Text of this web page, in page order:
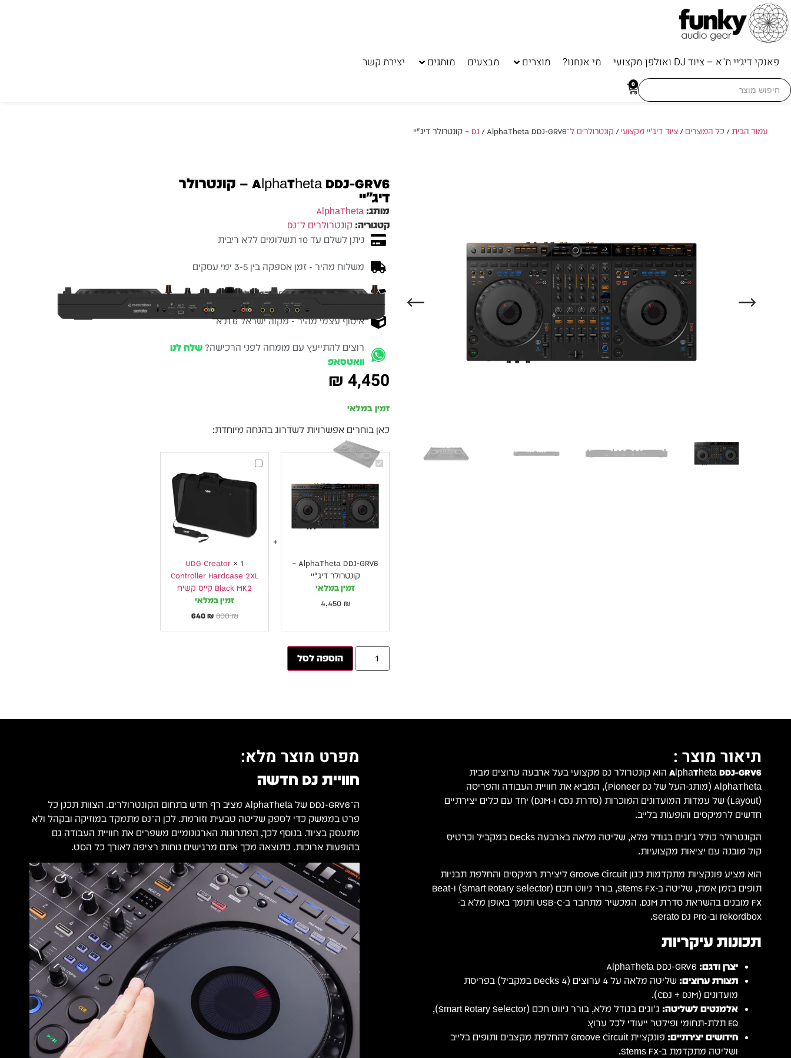
פאנקי דיג׳יי ת"א – ציוד DJ ואולפן מקצועי מי אנחנו? מוצרים מבצעים מותגים יצירת קשר
Search
for:
0
עמוד הבית/ כל המוצרים /ציוד דיג'יי מקצועי / קונטרולרים ל־DJ/ AlphaTheta DDJ-GRV6 – קונטרולר דיג׳יי
AlphaTheta DDJ-GRV6 – קונטרולר
דיג׳יי
מותג: AlphaTheta
קטגוריה: קונטרולרים ל־DJ
ניתן לשלם עד 10 תשלומים ללא ריבית
משלוח מהיר - זמן אספקה בין 3-5 ימי עסקים
ברכישה מעל 700 ש״ח - המשלוח חינם
איסוף עצמי מהיר - מקוה ישראל 6 ת״א
רוצים להתייעץ עם מומחה לפני הרכישה?שלח לנו
וואטסאפ
₪ 4,450
זמין במלאי
כאן בוחרים אפשרויות לשדרוג בהנחה מיוחדת:
AlphaTheta
DDJ-
קונטרולר
דיג׳יי
AlphaTheta DDJ-GRV6 –
קונטרולר דיג׳יי
זמין במלאי
₪
4,450
UDG
Controller
Hardcase
קשיח
1
×
UDG Creator
Controller Hardcase 2XL
Black MK2 קייס קשיח
זמין במלאי
₪
800
₪
640
הוספה לסל
תיאור מוצר :
AlphaTheta DDJ-GRV6
הוא קונטרולר DJ מקצועי בעל ארבעה ערוצים מבית
AlphaTheta (מותג-העל של Pioneer DJ), המביא את חוויית העבודה והפריסה
(Layout) של עמדות המועדונים המוכרות (סדרת CDJ ו-DJM) יחד עם כלים יצירתיים
חדשים לרמיקסים והופעות בלייב.
הקונטרולר כולל ג'וגים בגודל מלא, שליטה מלאה בארבעה Decks במקביל וכרטיס
קול מובנה עם יציאות מקצועיות.
הוא מציע פונקציות מתקדמות כגון Groove Circuit ליצירת רמיקסים והחלפת תבניות
תופים בזמן אמת, שליטה ב-Stems FX, בורר ניווט חכם (Smart Rotary Selector) ו-Beat
FX מובנים בהשראת סדרת DJM. המכשיר מתחבר ב-USB-C ותומך באופן מלא ב-
rekordbox וב-Serato DJ Pro.
תכונות עיקריות
יצרן ודגם:
תצורת ערוצים:
שליטה מלאה על 4 ערוצים (4 Decks במקביל) בפריסת
מועדונים (CDJ + DJM).
אלמנטים לשליטה:
ג'וגים בגודל מלא, בורר ניווט חכם (Smart Rotary Selector),
EQ תלת-תחומי ופילטר ייעודי לכל ערוץ.
חידושים יצירתיים:
פונקציית Groove Circuit להחלפת מקצבים ותופים בלייב
ושליטה מתקדמת ב-Stems FX.
מפרט מוצר מלא:
חוויית DJ חדשה
ה־DDJ-GRV6 של AlphaTheta מציב רף חדש בתחום הקונטרולרים. הצוות תכנן כל
פרט בממשק כדי לספק שליטה טבעית וזורמת. לכן ה־DJ מתמקד במוזיקה ובקהל ולא
מתעסק בציוד. בנוסף לכך, הפתרונות הארגונומיים משפרים את חוויית העבודה גם
בהופעות ארוכות. כתוצאה מכך אתם מרגישים נוחות רציפה לאורך כל הסט.